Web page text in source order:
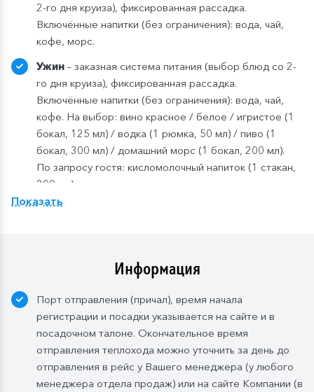
2-го дня круиза), фиксированная рассадка.
Включённые напитки (без ограничения): вода, чай,
кофе, морс.
Ужин – заказная система питания (выбор блюд со 2-
го дня круиза), фиксированная рассадка.
Включённые напитки (без ограничения): вода, чай,
кофе. На выбор: вино красное / белое / игристое (1
бокал, 125 мл) / водка (1 рюмка, 50 мл) / пиво (1
бокал, 300 мл) / домашний морс (1 бокал, 200 мл).
По запросу гостя: кисломолочный напиток (1 стакан,
200 мл).
Компания
Показать
Информация
Порт отправления (причал), время начала
регистрации и посадки указывается на сайте и в
посадочном талоне. Окончательное время
отправления теплохода можно уточнить за день до
отправления в рейс у Вашего менеджера (у любого
менеджера отдела продаж) или на сайте Компании (в